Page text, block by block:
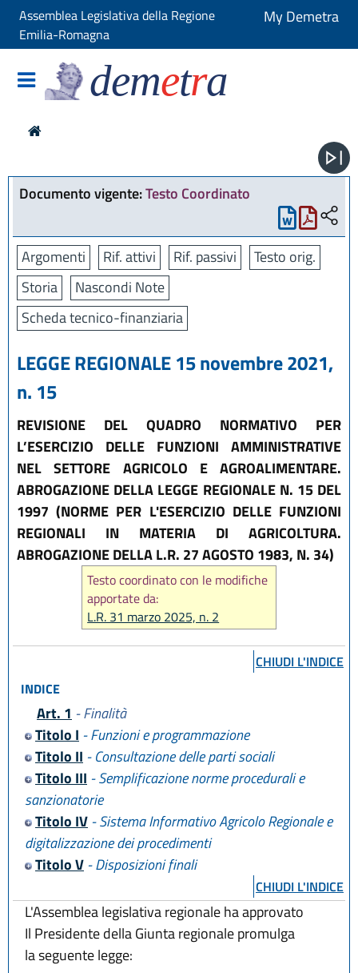
Assemblea Legislativa della Regione
Emilia-Romagna
My Demetra
demetra
Documento vigente:Testo Coordinato
Argomenti Rif. attivi Rif. passivi
Testo orig.
Storia
Nascondi Note
Scheda tecnico-finanziaria
LEGGE REGIONALE 15 novembre 2021,
n. 15
REVISIONE DEL QUADRO NORMATIVO PER
L’ESERCIZIO DELLE FUNZIONI AMMINISTRATIVE
NEL SETTORE AGRICOLO E AGROALIMENTARE.
ABROGAZIONE DELLA LEGGE REGIONALE N. 15 DEL
1997 (NORME PER L'ESERCIZIO DELLE FUNZIONI
REGIONALI IN MATERIA DI AGRICOLTURA.
ABROGAZIONE DELLA L.R. 27 AGOSTO 1983, N. 34)
Testo coordinato con le modifiche
apportate da:
L.R. 31 marzo 2025, n. 2
CHIUDI L'INDICE
INDICE
Art. 1 - Finalità
Titolo I - Funzioni e programmazione
Titolo II - Consultazione delle parti sociali
Titolo III - Semplificazione norme procedurali e
sanzionatorie
Titolo IV- Sistema Informativo Agricolo Regionale e
digitalizzazione dei procedimenti
Titolo V- Disposizioni finali
CHIUDI L'INDICE
L'Assemblea legislativa regionale ha approvato
Il Presidente della Giunta regionale promulga
la seguente legge: